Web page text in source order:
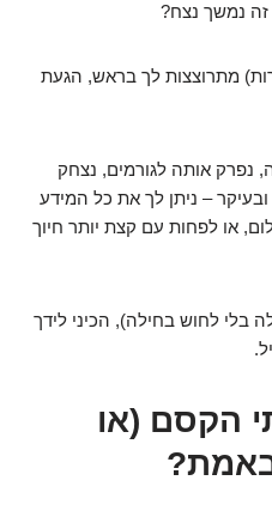
זה נמשך נצח?
מתרוצצות לך בראש, הגעת
נפרק אותה לגורמים, נצחק
– ניתן לך את כל המידע
או לפחות עם קצת יותר חיוך
בלי לחוש בחילה), הכיני לידך
הקסם (או